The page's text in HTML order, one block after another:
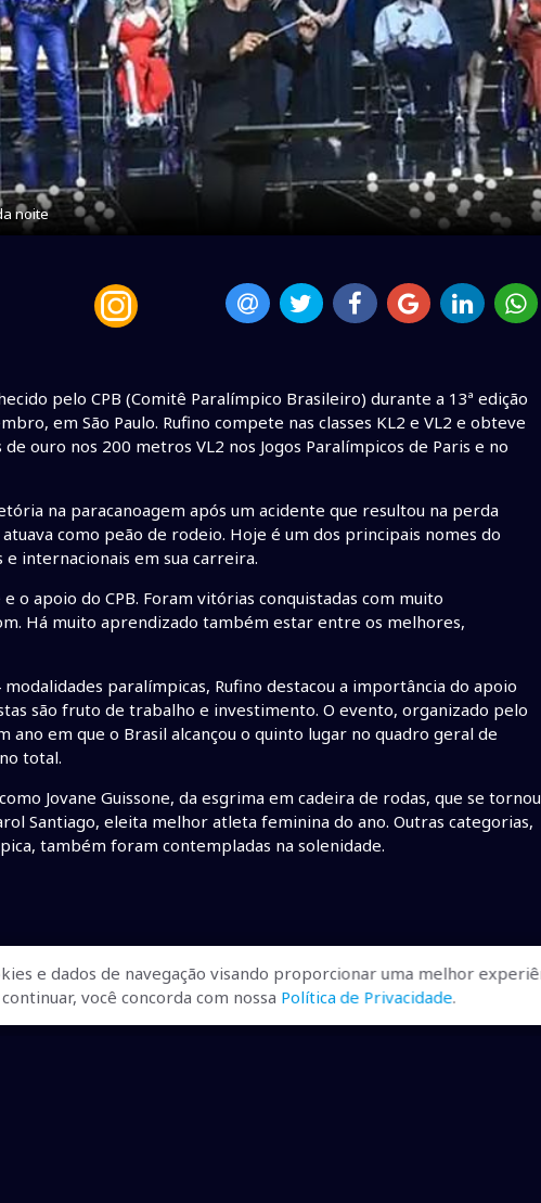
noite
pelo CPB (Comitê Paralímpico Brasileiro) durante a 13ª edição
em São Paulo. Rufino compete nas classes KL2 e VL2 e obteve
ouro nos 200 metros VL2 nos Jogos Paralímpicos de Paris e no
na paracanoagem após um acidente que resultou na perda
como peão de rodeio. Hoje é um dos principais nomes do
internacionais em sua carreira.
o apoio do CPB. Foram vitórias conquistadas com muito
Há muito aprendizado também estar entre os melhores,
paralímpicas, Rufino destacou a importância do apoio
são fruto de trabalho e investimento. O evento, organizado pelo
em que o Brasil alcançou o quinto lugar no quadro geral de
total.
Jovane Guissone, da esgrima em cadeira de rodas, que se tornou
Santiago, eleita melhor atleta feminina do ano. Outras categorias,
também foram contempladas na solenidade.
e dados de navegação visando proporcionar uma melhor
você concorda com nossa Política de Privacidade.